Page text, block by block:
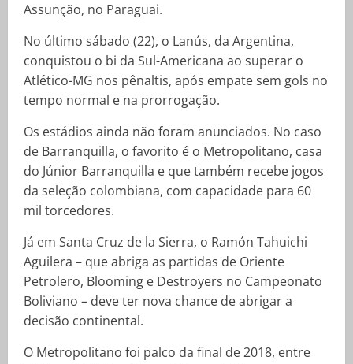
Assunção, no Paraguai.
No último sábado (22), o Lanús, da Argentina,
conquistou o bi da Sul-Americana ao superar o
Atlético-MG nos pênaltis, após empate sem gols no
tempo normal e na prorrogação.
Os estádios ainda não foram anunciados. No caso
de Barranquilla, o favorito é o Metropolitano, casa
do Júnior Barranquilla e que também recebe jogos
da seleção colombiana, com capacidade para 60
mil torcedores.
Já em Santa Cruz de la Sierra, o Ramón Tahuichi
Aguilera – que abriga as partidas de Oriente
Petrolero, Blooming e Destroyers no Campeonato
Boliviano – deve ter nova chance de abrigar a
decisão continental.
O Metropolitano foi palco da final de 2018, entre